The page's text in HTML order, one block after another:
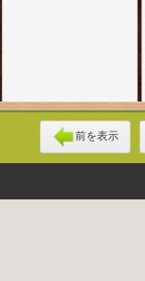
前を表示